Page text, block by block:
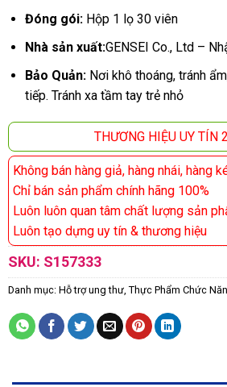
Đóng gói: Hộp 1 lọ 30 viên
Nhà sản xuất:GENSEI Co., Ltd –
Bảo Quản: Nơi khô thoáng, tránh
tiếp. Tránh xa tầm tay trẻ nhỏ
THƯƠNG HIỆU UY TÍN
Không bán hàng giả, hàng nhái, hàng
Chỉ bán sản phẩm chính hãng 100%
Luôn luôn quan tâm chất lượng sản
Luôn tạo dựng uy tín & thương hiệu
SKU: S157333
Danh mục: Hỗ trợ ung thư, Thực Phẩm Chức